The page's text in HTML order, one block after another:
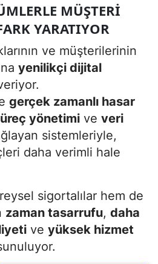
MÜŞTERI
YARATIYOR
ve müşterilerinin
yenilikçi dijital
gerçek zamanlı hasar
yönetimi ve veri
sistemleriyle,
daha verimli hale
sigortalılar hem de
zaman tasarrufu, daha
ve yüksek hizmet